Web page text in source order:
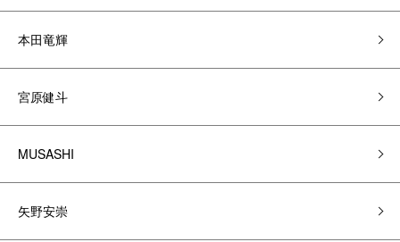
本田竜輝
宮原健斗
MUSASHI
矢野安崇